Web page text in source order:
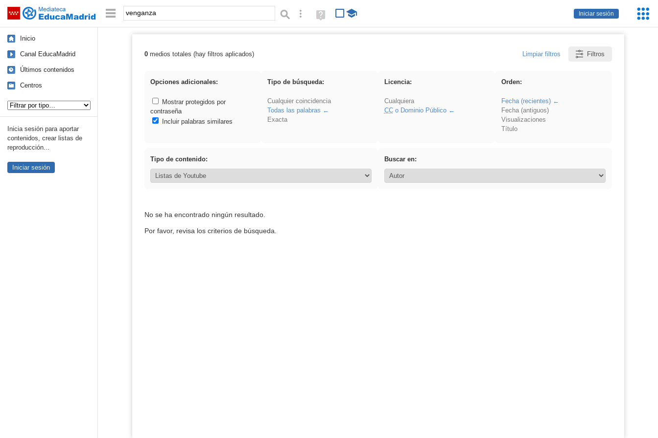
Saltar navegación
Iniciar sesión
Palabra o frase: Búsqueda avanzada
Ayuda
(en
Inicio
Canal EducaMadrid
Últimos contenidos
Centros
Inicia sesión para aportar
contenidos, crear listas de
reproducción...
Iniciar sesión
Resultados de: venganza
0medios totales (hay filtros aplicados) Limpiar filtros Filtros
Opciones adicionales:
Mostrar protegidos por
contraseña
Incluir palabras similares
Tipo de búsqueda:
Cualquier coincidencia
Todas las palabras
Exacta
Licencia:
Cualquiera
CCo Dominio Público
Orden:
Fecha (recientes)
Fecha (antiguos)
Visualizaciones
Título
Tipo de contenido: Buscar en:
No se ha encontrado ningún resultado.
Por favor, revisa los criterios de búsqueda.